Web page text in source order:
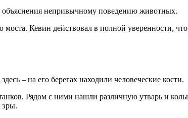
объяснения непривычному поведению животных.
Кевин действовал в полной уверенности,
– на его берегах находили человеческие кости.
Рядом с ними нашли различную утварь и
эры.